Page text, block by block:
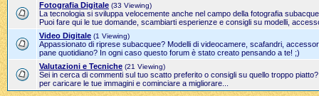
Fotografia Digitale (33 Viewing)
La tecnologia si sviluppa velocemente anche nel campo della fotografia
Puoi fare qui le tue domande, scambiarti esperienze e consigli su modelli,
Video Digitale (1 Viewing)
Appassionato di riprese subacquee? Modelli di videocamere, scafandri,
pane quotidiano? In ogni caso questo forum è stato creato pensando a te! ;)
Valutazioni e Tecniche (21 Viewing)
Sei in cerca di commenti sul tuo scatto preferito o consigli su quello troppo
per caricare le tue immagini e cominciare a migliorare...